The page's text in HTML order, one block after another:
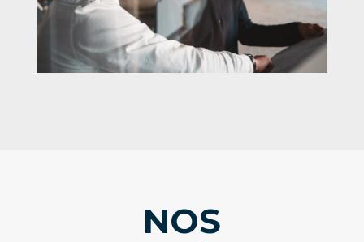
NOS